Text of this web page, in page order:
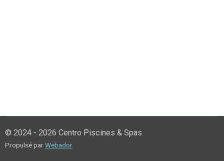
© 2024 - 2026 Centro Piscines & Spas
Propulsé parWebador